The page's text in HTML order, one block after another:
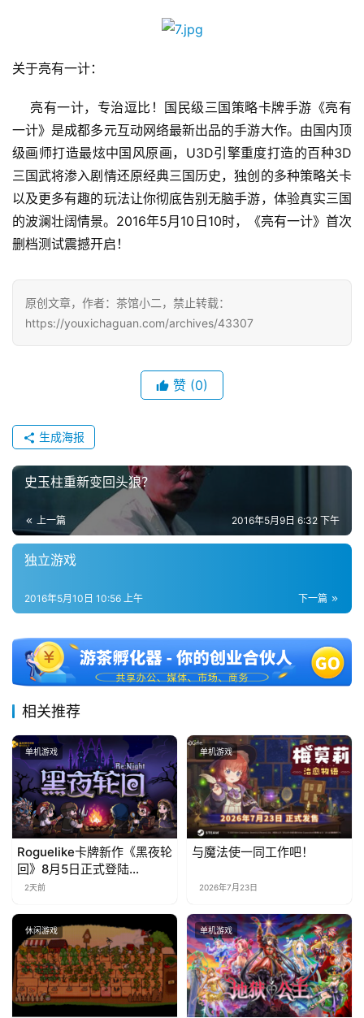
茶
对
接
会
上
海
站
中
关于亮有一计：
亮有一计，专治逗比！国民级三国策略卡牌手游《亮有
一计》是成都多元互动网络最新出品的手游大作。由国内顶
级画师打造最炫中国风原画，U3D引擎重度打造的百种3D
三国武将渗入剧情还原经典三国历史，独创的多种策略关卡
以及更多有趣的玩法让你彻底告别无脑手游，体验真实三国
的波澜壮阔情景。2016年5月10日10时，《亮有一计》首次
删档测试震撼开启！
原创文章，作者：茶馆小二，禁止转载：
https://youxichaguan.com/archives/43307
赞 (0)
生成海报
史玉柱重新变回头狼？
上一篇 2016年5月9日 6:32 下午
独立游戏
下一篇
2016年5月10日 10:56 上午
相关推荐
单机游戏
Roguelike卡牌新作《黑夜轮
回》8月5日正式登陆
Steam，首发9折优惠开启
2天前
单机游戏
与魔法使一同工作吧！
2026年7月23日
休闲游戏 单机游戏